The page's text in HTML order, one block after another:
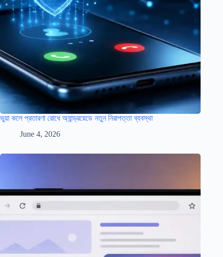
ভুয়া কলে প্রতারণা রোধে অ্যান্ড্রয়েডে নতুন নিরাপত্তা ব্যবস্থা
June 4, 2026